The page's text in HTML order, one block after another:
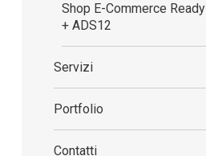
Shop E-Commerce Ready
+ ADS12
Servizi
Portfolio
Contatti